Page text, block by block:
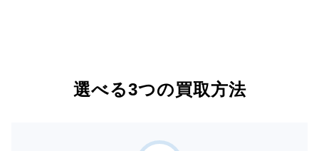
選べる3つの買取方法